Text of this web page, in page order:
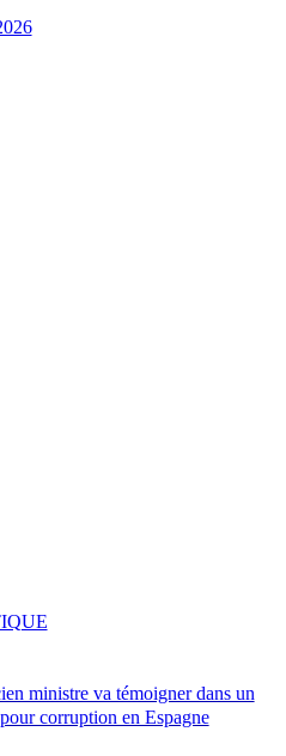
ministre va témoigner dans un
corruption en Espagne